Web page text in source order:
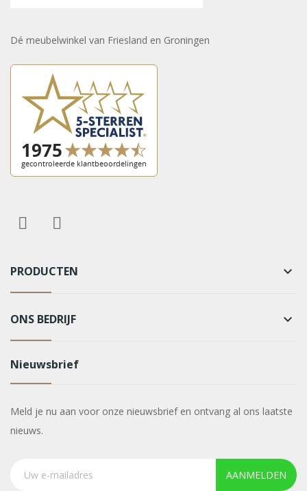
Dé meubelwinkel van Friesland en Groningen
PRODUCTEN keyboard_arrow_down
ONS BEDRIJF keyboard_arrow_down
Nieuwsbrief
Meld je nu aan voor onze nieuwsbrief en ontvang al ons laatste
nieuws.
AANMELDEN